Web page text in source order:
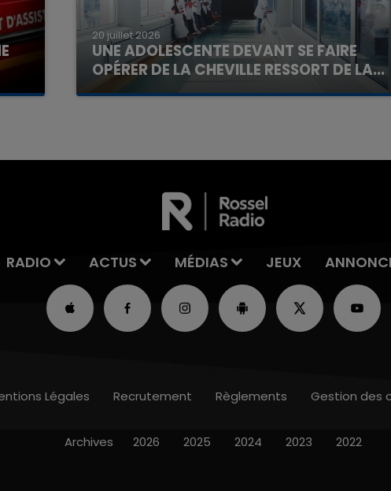
20 juillet 2026
UNE ADOLESCENTE DEVANT SE FAIRE
OPÉRER DE LA CHEVILLE RESSORT DE LA...
La famille a porté plainte contre la clinique qui a
RADIO ACTUS MÉDIAS JEUX
Légales Recrutement Règlements Gestion des
Archives 2026 2025 2024 2023 2022